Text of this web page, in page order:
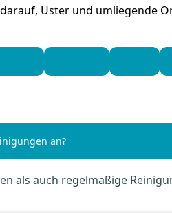
Uster und umliegende
an?
als auch regelmäßige